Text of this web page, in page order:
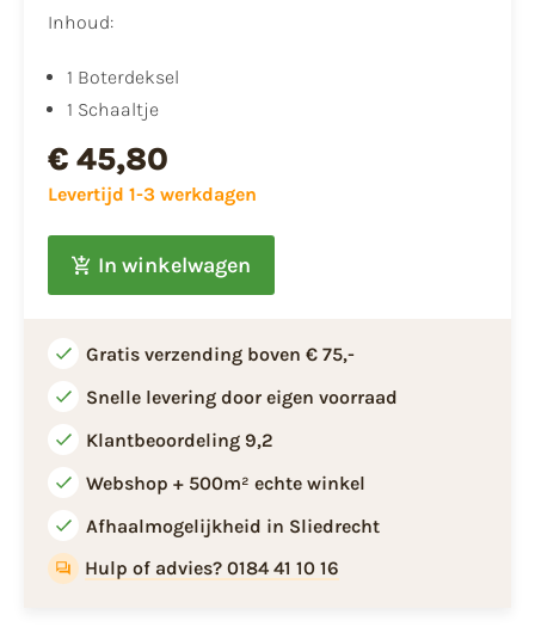
Inhoud:
1 Boterdeksel
1 Schaaltje
€ 45,80
Levertijd 1-3 werkdagen
In winkelwagen
Gratis verzending boven € 75,-
Snelle levering door eigen voorraad
Klantbeoordeling 9,2
Webshop + 500m² echte winkel
Afhaalmogelijkheid in Sliedrecht
Hulp of advies? 0184 41 10 16